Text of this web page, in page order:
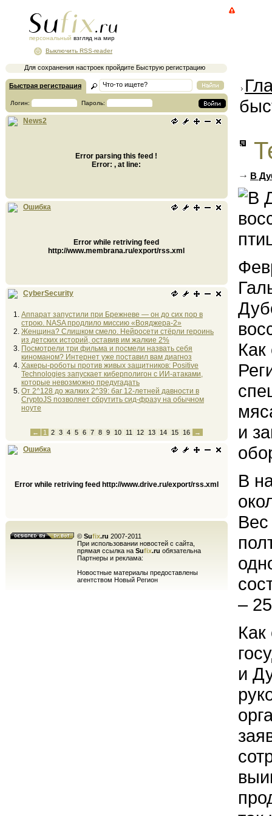
персональный взгляд на мир
Для сохранения настроек пройдите Быструю регистрацию
Выключить RSS-reader
Быстрая регистрация
Логин: Пароль:
News2
Error parsing this feed !
Error: , at line:
Ошибка
Error while retriving feed
http://www.membrana.ru/export/rss.xml
CyberSecurity
Аппарат запустили при Брежневе — он до сих пор в
строю. NASA продлило миссию «Вояджера-2»
Женщина? Слишком смело. Нейросети стёрли героинь
из детских историй, оставив им жалкие 2%
Посмотрели три фильма и посмели назвать себя
киноманом? Интернет уже поставил вам диагноз
Хакеры-роботы против живых защитников: Positive
Technologies запускает киберполигон с ИИ-атаками,
которые невозможно предугадать
От 2^128 до жалких 2^39: баг 12-летней давности в
CryptoJS позволяет сбрутить сид-фразу на обычном
ноуте
← 1 2 3 4 5 6 7 8 9 10 11 12 13 14 15 16 →
Ошибка
Error while retriving feed http://www.drive.ru/export/rss.xml
© Sufix.ru 2007-2011
При использовании новостей с сайта,
прямая ссылка на Sufix.ru обязательна
Партнеры и реклама:
Новостные материалы предоставлены
агентством Новый Регион
В
и
В
Вес
–
Как
и